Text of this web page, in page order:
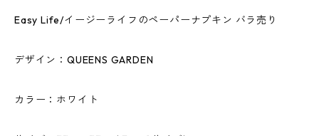
Easy Life/イージーライフのペーパーナプキン バラ売り
デザイン：QUEENS GARDEN
カラー：ホワイト